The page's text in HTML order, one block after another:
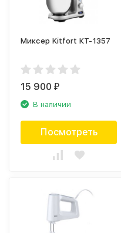
Миксер Kitfort КТ-1357
15 900₽
В наличии
Посмотреть